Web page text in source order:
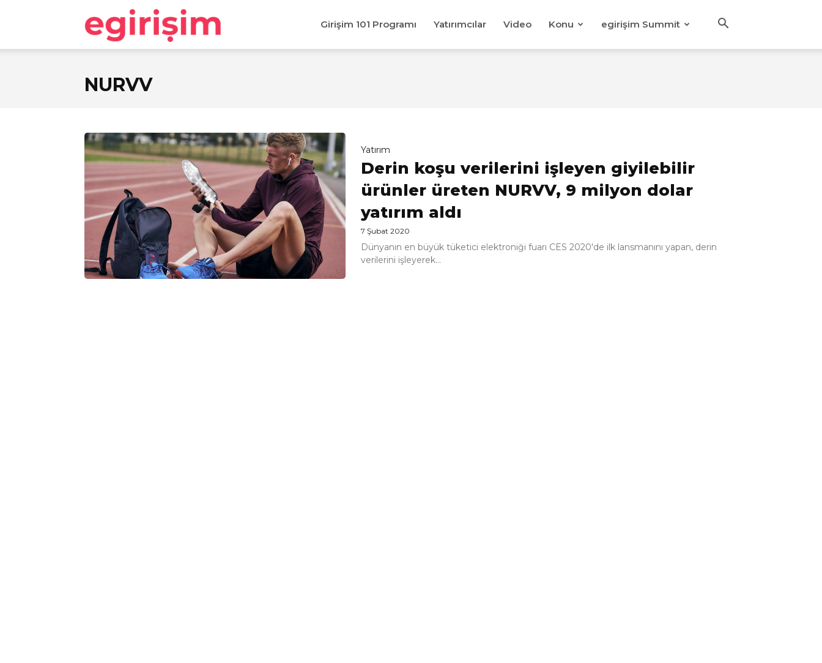
egirişim Girişim 101 Programı Yatırımcılar Video Konu egirişim Summit
NURVV
Yatırım
Derin koşu verilerini işleyen giyilebilir
ürünler üreten NURVV, 9 milyon dolar
yatırım aldı
7 Şubat 2020
Dünyanın en büyük tüketici elektroniği fuarı CES 2020'de ilk lansmanını yapan, derin
verilerini işleyerek...